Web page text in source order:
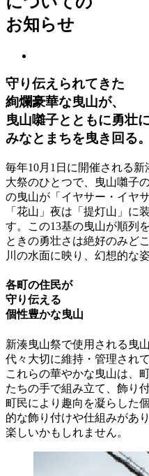
お知らせ
守り伝えられてきた
絢爛豪華な曳山が、
曳山囃子とともに勇壮
みなとまちを曳き回る。
毎年10月1日に開催される
大祭のひとつで、曳山囃子
の曳山が「イヤサー・イヤ
「花山」夜は「提灯山」に
す。この13基の曳山が順列
ときの勇壮さは絶好のみど
川の水面に映り、幻想的な
各町の住民が
守り伝える
個性豊かな曳山
新湊曳山祭で使用される曳
代々大切に維持・管理されて
これらの華やかな曳山は、
たちの手で組み立て、飾り
町民により趣向を凝らした
的な飾り付けや仕組みがあ
楽しいかもしれません。